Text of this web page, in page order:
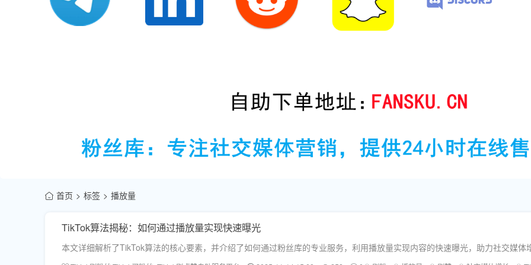
首页 标签 播放量
TikTok算法揭秘：如何通过播放量实现快速曝光
本文详细解析了TikTok算法的核心要素，并介绍了如何通过粉丝库的专业服务，利用播放量实现内容的快速曝光，助力社交媒体